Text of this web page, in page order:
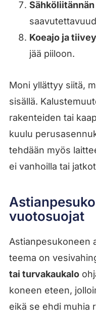
Koeajo ja
jää piiloon.
Moni yllättyy siitä,
sisällä.
rakenteiden tai
kuulu
tehdään myös
ei vanhoilla tai
vuotosuojat
Astianpesukoneen
teema on
tai turvakaukalo
koneen eteen,
eikä se ehdi muhia